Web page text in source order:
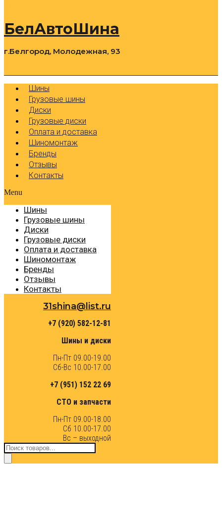
БелАвтоШина
г.Белгород, Молодежная, 93
Шины
Грузовые шины
Диски
Грузовые диски
Оплата и доставка
Шиномонтаж
Бренды
Отзывы
Контакты
Menu
Шины
Грузовые шины
Диски
Грузовые диски
Оплата и доставка
Шиномонтаж
Бренды
Отзывы
Контакты
31shina@list.ru
+7 (920) 582-12-81
Шины и диски
Пн-Пт 09.00-19.00
Сб-Вс 10.00-17.00
+7 (951) 152 22 69
СТО и запчасти
Пн-Пт 09.00-18.00
Сб 10.00-17.00
Вс – выходной
Поиск
товаров